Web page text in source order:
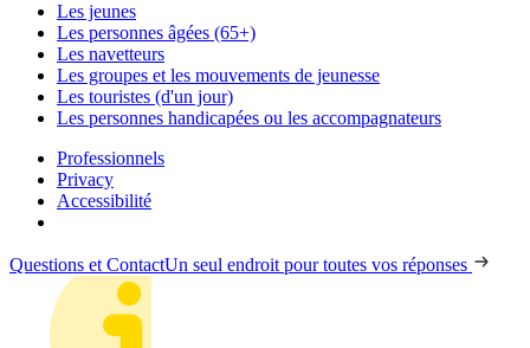
Les jeunes
Les personnes âgées (65+)
Les navetteurs
Les groupes et les mouvements de jeunesse
Les touristes (d'un jour)
Les personnes handicapées ou les accompagnateurs
Professionnels
Privacy
Accessibilité
Questions et ContactUn seul endroit pour toutes vos réponses